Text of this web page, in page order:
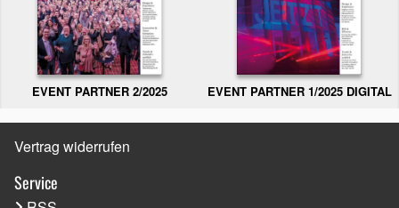
EVENT PARTNER 2/2025 EVENT PARTNER 1/2025 DIGITAL
Vertrag widerrufen
Service